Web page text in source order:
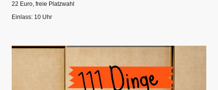
22 Euro, freie Platzwahl
Einlass: 10 Uhr